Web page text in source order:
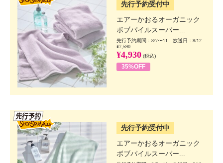
先行予約受付中
エアーかおるオーガニック
ボブパイルスーパー...
先行予約期間：8/7〜11 放送日：8/12
¥7,590
¥4,930 (税込)
35%OFF
先行予約受付中
エアーかおるオーガニック
ボブパイルスーパー...